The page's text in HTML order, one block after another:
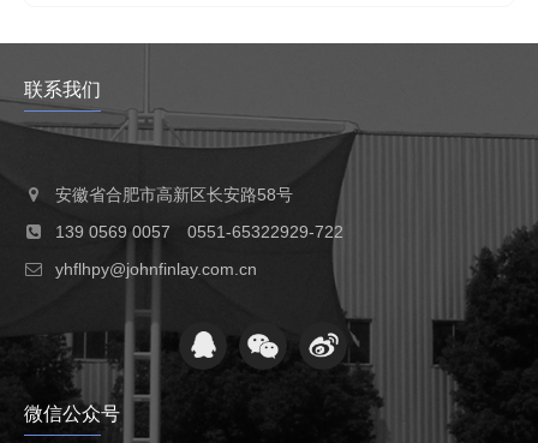
联系我们
安徽省合肥市高新区长安路58号
139 0569 0057 0551-65322929-722
yhflhpy@johnfinlay.com.cn
微信公众号